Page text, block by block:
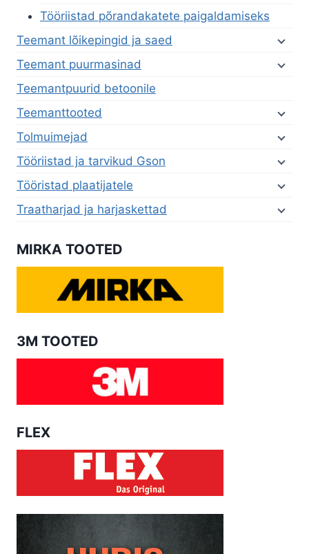
Tööriistad põrandakatete paigaldamiseks
Teemant lõikepingid ja saed
Teemant puurmasinad
Teemantpuurid betoonile
Teemanttooted
Tolmuimejad
Tööriistad ja tarvikud Gson
Tööristad plaatijatele
Traatharjad ja harjaskettad
MIRKA TOOTED
3M TOOTED
FLEX